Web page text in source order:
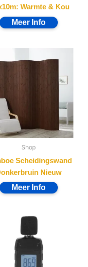
Warmte & Kou
Shop
Scheidingswand
Nieuw